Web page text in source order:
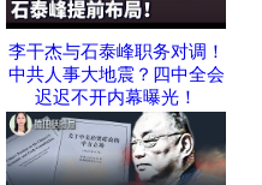
李干杰与石泰峰职务对调！
中共人事大地震？四中全会
迟迟不开内幕曝光！